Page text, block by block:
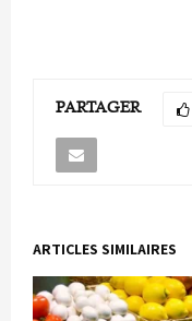
PARTAGER
ARTICLES SIMILAIRES